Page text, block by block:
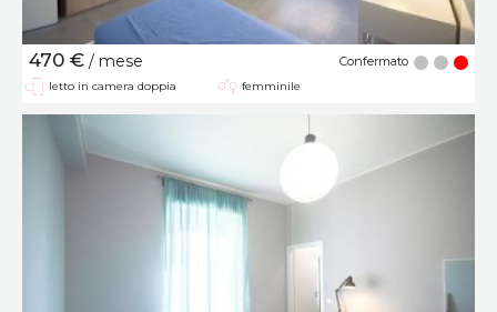
470 € / mese Confermato
letto in camera doppia femminile